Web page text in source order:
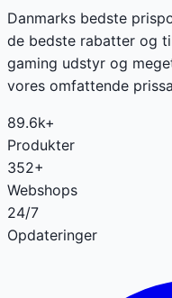
Danmarks bedste
de bedste rabatter og
gaming udstyr og
vores omfattende
89.6k+
Produkter
352+
Webshops
24/7
Opdateringer